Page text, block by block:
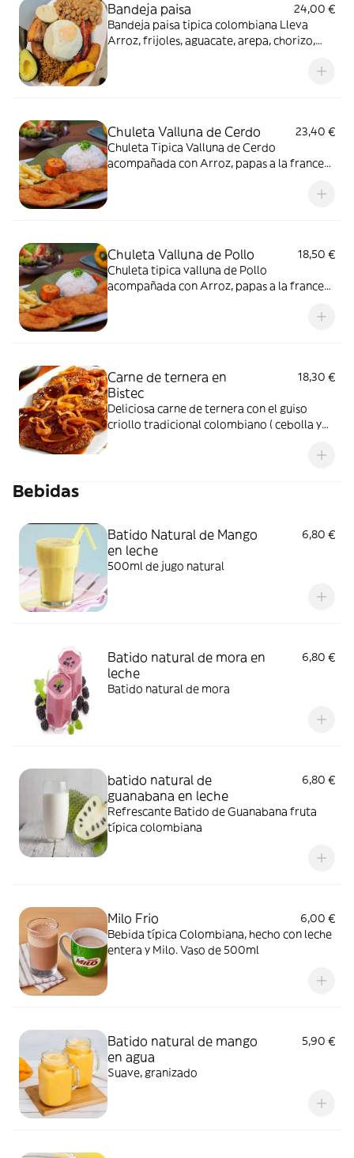
Bandeja paisa
24,00 €
Bandeja paisa tipica colombiana Lleva
Arroz, frijoles, aguacate, arepa, chorizo,
Chuleta Valluna de Cerdo
23,40 €
Chuleta Tipica Valluna de Cerdo
acompañada con Arroz, papas a la francesa
Chuleta Valluna de Pollo
18,50 €
Chuleta tipica valluna de Pollo
acompañada con Arroz, papas a la francesa
Carne de ternera en
Bistec
18,30 €
Deliciosa carne de ternera con el guiso
criollo tradicional colombiano ( cebolla y
Bebidas
Batido Natural de Mango
en leche
6,80 €
500ml de jugo natural
Batido natural de mora en
leche
6,80 €
Batido natural de mora
batido natural de
guanabana en leche
6,80 €
Refrescante Batido de Guanabana fruta
típica colombiana
Milo Frio
6,00 €
Bebida típica Colombiana, hecho con leche
entera y Milo. Vaso de 500ml
Batido natural de mango
en agua
5,90 €
Suave, granizado